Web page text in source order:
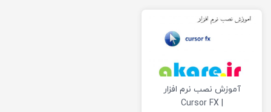
آموزش نصب نرم افزار
| Cursor FX